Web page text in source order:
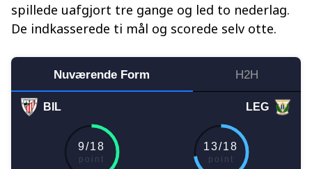
spillede uafgjort tre gange og led to nederlag.
De indkasserede ti mål og scorede selv otte.